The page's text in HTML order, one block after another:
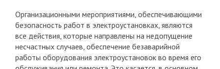
Организационными мероприятиями, обеспечивающими
безопасность работ в электроустановках, являются
все действия, которые направлены на недопущение
несчастных случаев, обеспечение безаварийной
работы оборудования электроустановок во время его